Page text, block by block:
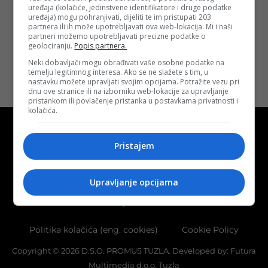
Objavljeno:15. 08.
2021.
Opširnije
Politika kolačića (eng. cookies) Cookie Policy
Copyright © 2026 D.S.O. PROMUS TUZLA. Developed by: Futura
Multimedia d.o.o. Tuzla
uređaja (kolačiće, jedinstvene identifikatore i druge podatke
uređaja) mogu pohranjivati, dijeliti te im pristupati 203
partnera ili ih može upotrebljavati ova web-lokacija. Mi i naši
partneri možemo upotrebljavati precizne podatke o
geolociranju. Popis partnera.
Neki dobavljači mogu obrađivati vaše osobne podatke na
temelju legitimnog interesa. Ako se ne slažete s tim, u
nastavku možete upravljati svojim opcijama. Potražite vezu pri
dnu ove stranice ili na izborniku web-lokacije za upravljanje
pristankom ili povlačenje pristanka u postavkama privatnosti i
kolačića.
Pristajem
Upravljanje opcijama